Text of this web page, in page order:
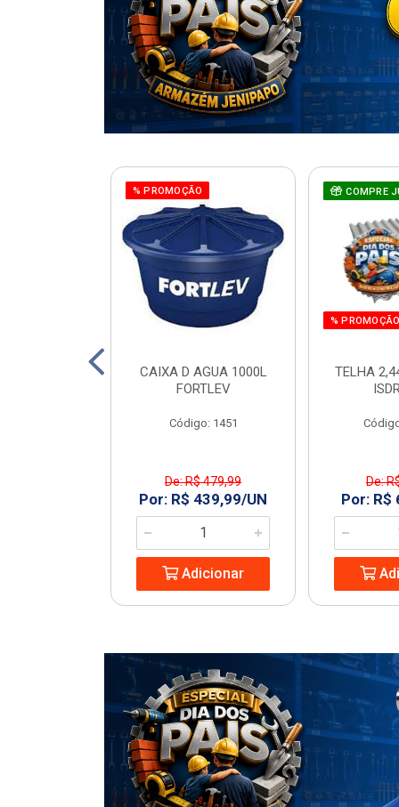
% PROMOÇÃO
CAIXA D AGUA 1000L
FORTLEV
Código: 1451
De: R$ 479,99
Por: R$ 439,99/UN
Adicionar
COMPRE
%
TELHA
De:
Por: R$